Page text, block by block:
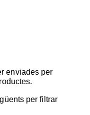
enviades per
per filtrar